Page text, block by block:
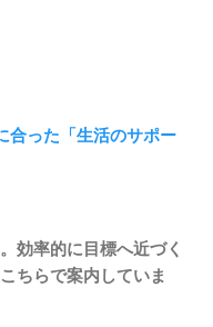
合った「生活のサポー
効率的に目標へ近づく
ちらで案内していま